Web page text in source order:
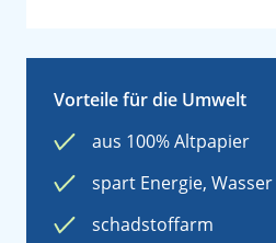
Vorteile für die Umwelt
aus 100% Altpapier
spart Energie,
schadstoffarm